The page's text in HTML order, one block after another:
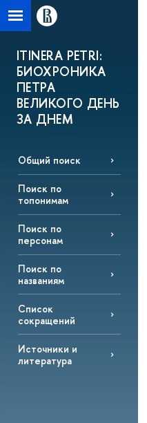
ITINERA PETRI:
БИОХРОНИКА
ПЕТРА
ВЕЛИКОГО ДЕНЬ
ЗА ДНЕМ
Общий поиск
Поиск по
топонимам
Поиск по
персонам
Поиск по
названиям
Список
сокращений
Источники и
литература